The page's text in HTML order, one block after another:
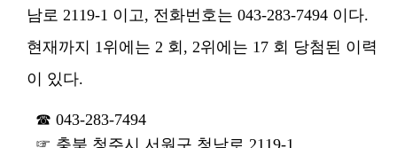
남로 2119-1 이고, 전화번호는 043-283-7494 이다.
현재까지 1위에는 2 회, 2위에는 17 회 당첨된 이력
이 있다.
043-283-7494
충북 청주시 서원구 청남로 2119-1